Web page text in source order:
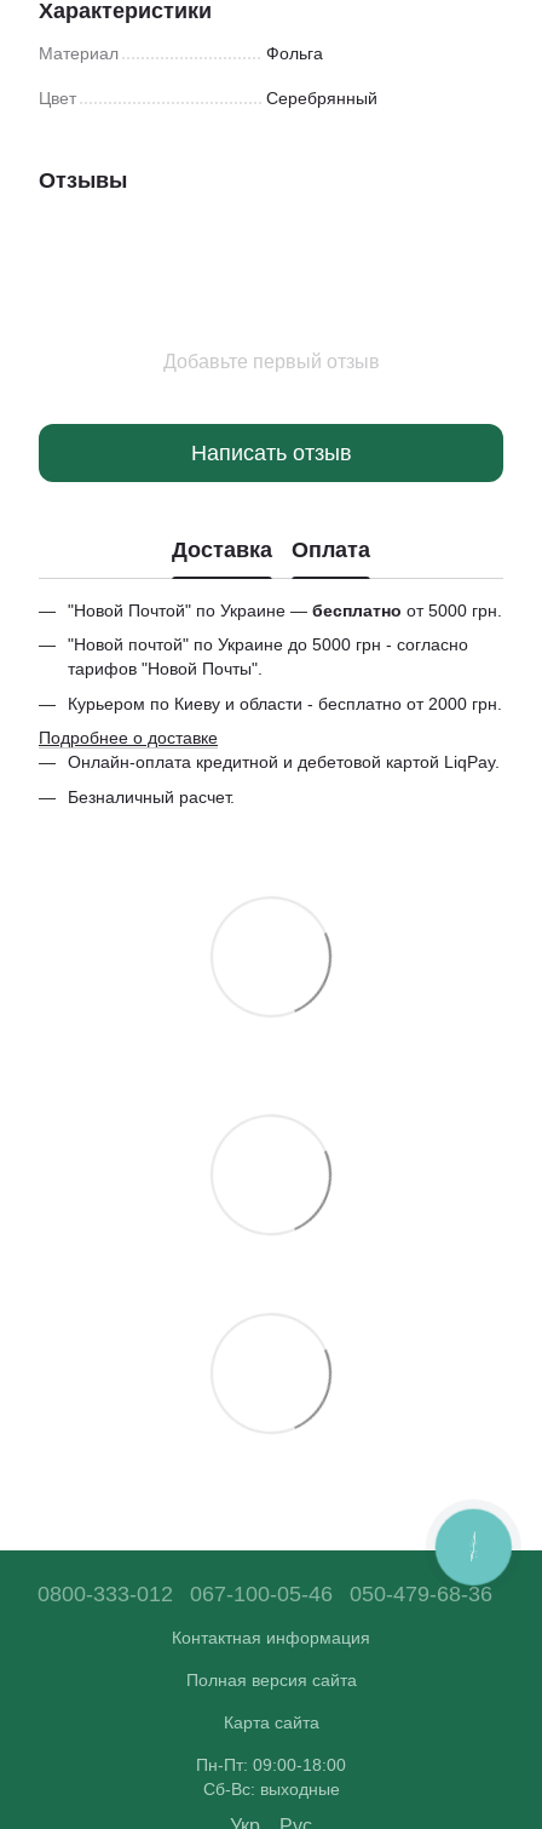
Характеристики
Материал Фольга
Цвет Серебрянный
Отзывы
Добавьте первый отзыв
Написать отзыв
Доставка Оплата
"Новой Почтой" по Украине — бесплатно от 5000 грн.
"Новой почтой" по Украине до 5000 грн - согласно
тарифов "Новой Почты".
Курьером по Киеву и области - бесплатно от 2000 грн.
Подробнее о доставке
Онлайн-оплата кредитной и дебетовой картой LiqPay.
Безналичный расчет.
0800-333-012 067-100-05-46 050-479-68-36
Контактная информация
Полная версия сайта
Карта сайта
Пн-Пт: 09:00-18:00
Сб-Вс: выходные
КНОПКА
ЗВ'ЯЗКУ